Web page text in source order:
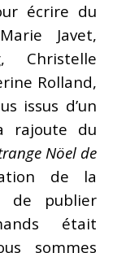
écrire du
Javet,
Christelle
Rolland,
issus d’un
rajoute du
Nöel de
de la
de publier
était
sommes